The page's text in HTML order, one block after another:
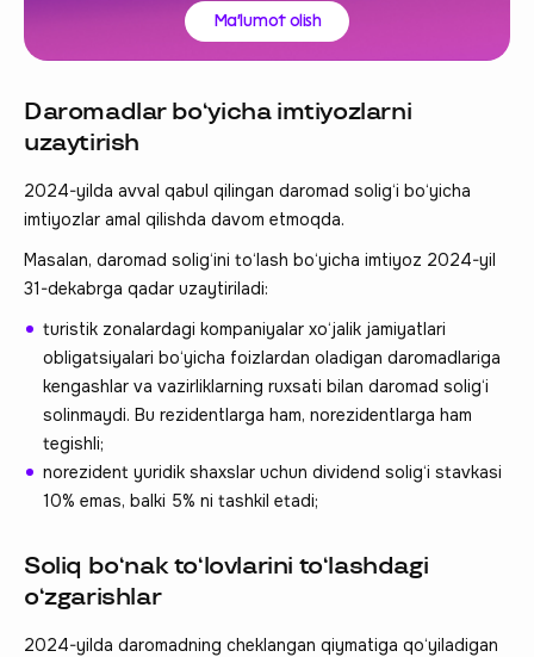
Ma'lumot olish
Daromadlar bo‘yicha imtiyozlarni
uzaytirish
2024-yilda avval qabul qilingan daromad solig‘i bo‘yicha
imtiyozlar amal qilishda davom etmoqda.
Masalan, daromad solig‘ini to‘lash bo‘yicha imtiyoz 2024-yil
31-dekabrga qadar uzaytiriladi:
turistik zonalardagi kompaniyalar xo‘jalik jamiyatlari
obligatsiyalari bo‘yicha foizlardan oladigan daromadlariga
kengashlar va vazirliklarning ruxsati bilan daromad solig‘i
solinmaydi. Bu rezidentlarga ham, norezidentlarga ham
tegishli;
norezident yuridik shaxslar uchun dividend solig‘i stavkasi
10% emas, balki 5% ni tashkil etadi;
Soliq bo‘nak to‘lovlarini to‘lashdagi
o‘zgarishlar
2024-yilda daromadning cheklangan qiymatiga qo‘yiladigan